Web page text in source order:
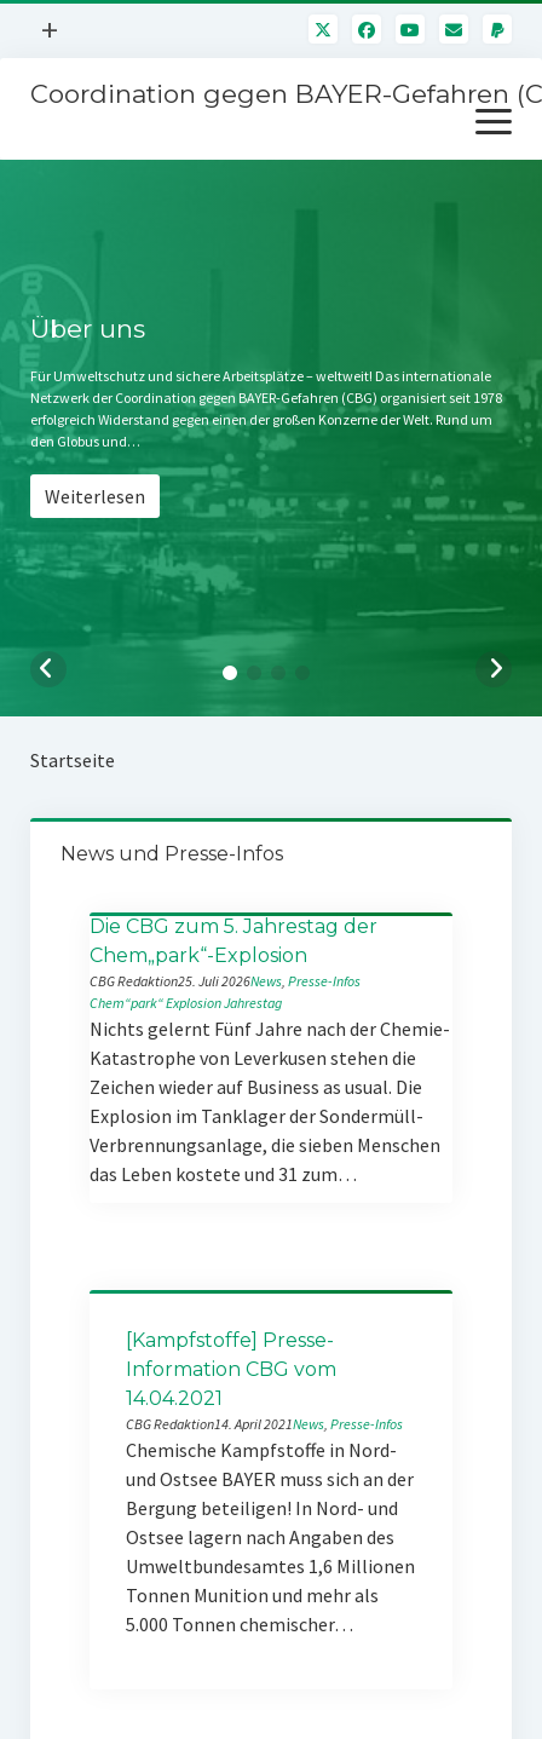
Menü
+
Mitmachen
Kontakt
Impressum
Störfälle
Coordination gegen BAYER-Gefahren
Menü
öffnen
Stichwort BAYER
Jahrestagung
SPENDEN
Über uns
Für Umweltschutz und sichere Arbeitsplätze – weltweit! Das internationale
Netzwerk der Coordination gegen BAYER-Gefahren (CBG) organisiert seit 1978
erfolgreich Widerstand gegen einen der großen Konzerne der Welt. Rund um
den Globus und…
Weiterlesen
Startseite
News und Presse-Infos
Die CBG zum 5. Jahrestag der
Chem„park“-Explosion
CBG Redaktion25. Juli 2026News, Presse-Infos
Chem“park“ExplosionJahrestag
Nichts gelernt Fünf Jahre nach der Chemie-
Katastrophe von Leverkusen stehen die
Zeichen wieder auf Business as usual. Die
Explosion im Tanklager der Sondermüll-
Verbrennungsanlage, die sieben Menschen
das Leben kostete und 31 zum…
[Kampfstoffe] Presse-
Information CBG vom
14.04.2021
CBG Redaktion14. April 2021News, Presse-Infos
Chemische Kampfstoffe in Nord-
und Ostsee BAYER muss sich an der
Bergung beteiligen! In Nord- und
Ostsee lagern nach Angaben des
Umweltbundesamtes 1,6 Millionen
Tonnen Munition und mehr als
5.000 Tonnen chemischer…